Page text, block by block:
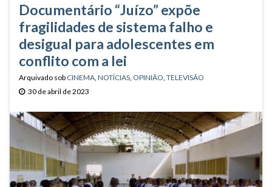
Documentário “Juízo” expõe
fragilidades de sistema falho e
desigual para adolescentes em
conflito com a lei
Arquivado sob CINEMA NOTÍCIAS OPINIÃO TELEVISÃO
30 de abril de 2023